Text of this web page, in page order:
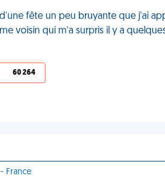
fête un peu bruyante que j'ai
voisin qui m'a surpris il y a
60 264
- France